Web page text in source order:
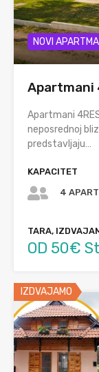
NOVI
Apartmani
Apartmani
neposrednoj
predstavljaju…
KAPACITET
4
TARA,
OD 50€
IZDVAJAMO